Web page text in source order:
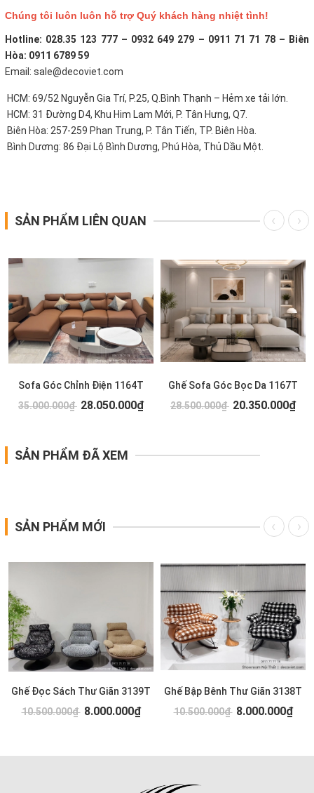
Chúng tôi luôn luôn hỗ trợ Quý khách hàng nhiệt tình!
Hotline: 028.35 123 777 – 0932 649 279 – 0911 71 71 78 – Biên
Hòa: 0911 6789 59
Email: sale@decoviet.com
HCM: 69/52 Nguyễn Gia Trí, P.25, Q.Bình Thạnh – Hẻm xe tải lớn.
HCM: 31 Đường D4, Khu Him Lam Mới, P. Tân Hưng, Q7.
Biên Hòa: 257-259 Phan Trung, P. Tân Tiến, TP. Biên Hòa.
Bình Dương: 86 Đại Lộ Bình Dương, Phú Hòa, Thủ Dầu Một.
SẢN PHẨM LIÊN QUAN
Sofa Góc Chỉnh Điện 1164T
35.000.000₫ 28.050.000₫
Ghế Sofa Góc Bọc Da 1167T
28.500.000₫ 20.350.000₫
SẢN PHẨM ĐÃ XEM
SẢN PHẨM MỚI
Ghế Đọc Sách Thư Giãn 3139T
10.500.000₫ 8.000.000₫
Ghế Bập Bênh Thư Giãn 3138T
10.500.000₫ 8.000.000₫